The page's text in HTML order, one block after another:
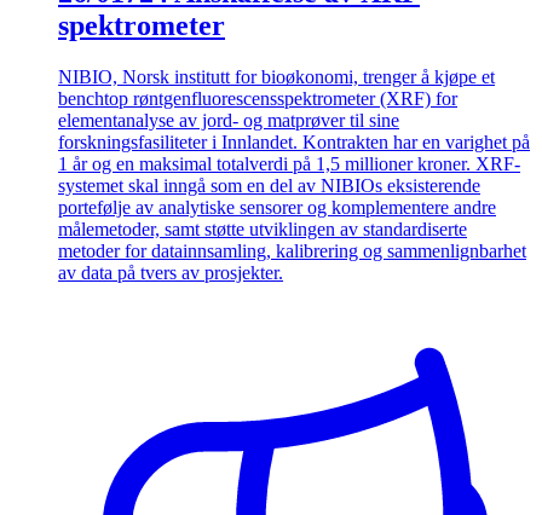
spektrometer
NIBIO, Norsk institutt for bioøkonomi, trenger å kjøpe et
benchtop røntgenfluorescensspektrometer (XRF) for
elementanalyse av jord- og matprøver til sine
forskningsfasiliteter i Innlandet. Kontrakten har en varighet på
1 år og en maksimal totalverdi på 1,5 millioner kroner. XRF-
systemet skal inngå som en del av NIBIOs eksisterende
portefølje av analytiske sensorer og komplementere andre
målemetoder, samt støtte utviklingen av standardiserte
metoder for datainnsamling, kalibrering og sammenlignbarhet
av data på tvers av prosjekter.